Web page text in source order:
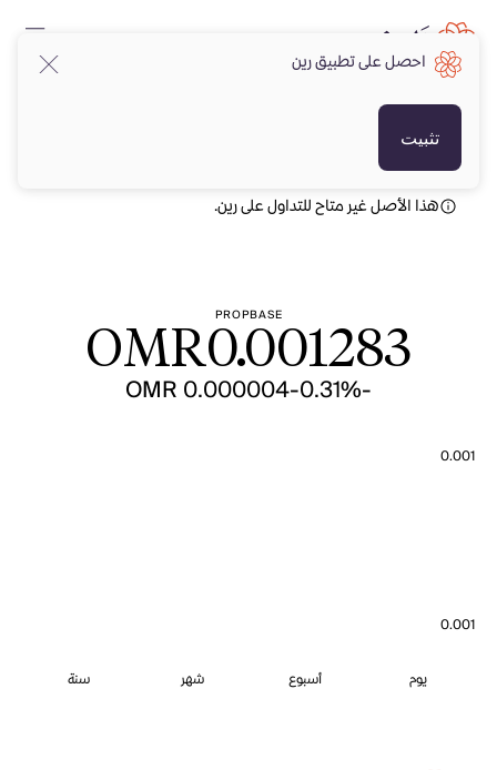
هذا الأصل غير متاح للتداول على رين.
PROPBASE
OMR0.001283
-0.31%
-OMR 0.000004
0.001
0.001
يوم أسبوع شهر سنة
احصل على تطبيق رين
تثبيت